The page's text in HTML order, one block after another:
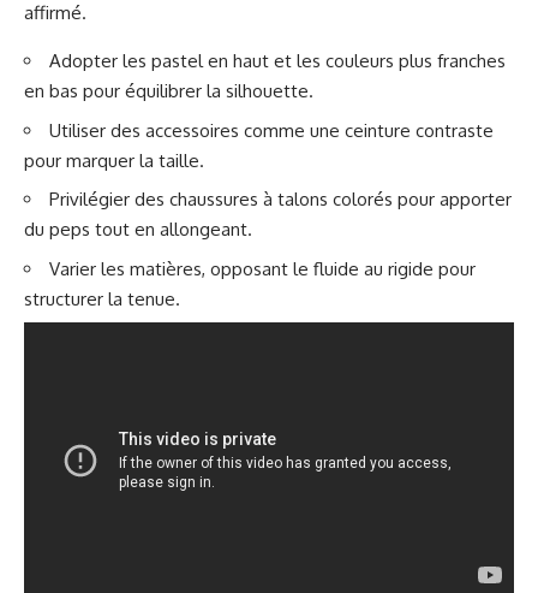
affirmé.
Adopter les pastel en haut et les couleurs plus franches
en bas pour équilibrer la silhouette.
Utiliser des accessoires comme une ceinture contraste
pour marquer la taille.
Privilégier des chaussures à talons colorés pour apporter
du peps tout en allongeant.
Varier les matières, opposant le fluide au rigide pour
structurer la tenue.